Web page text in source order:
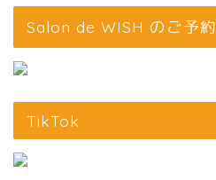
Salon de WISH のご予約
TikTok